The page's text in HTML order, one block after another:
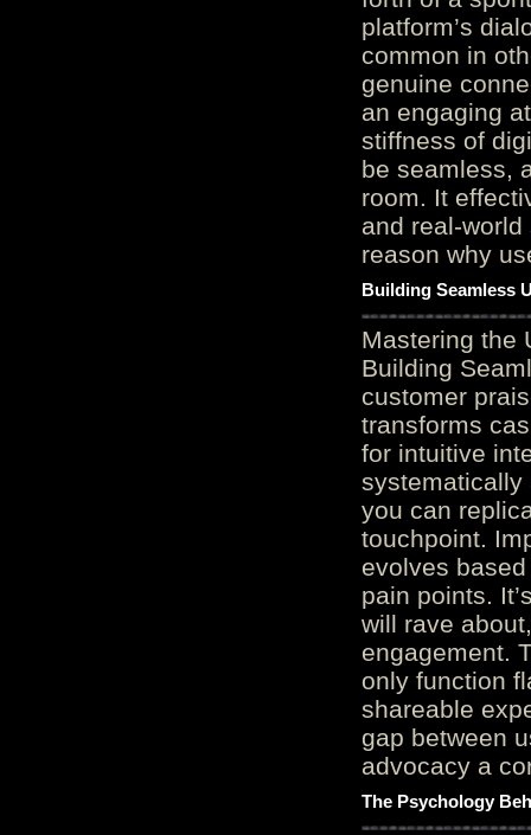
platform’s
common in
genuine
an engaging
stiffness of
be seamless,
room. It
and real-
reason why
Building Seamless
Mastering the
Building
customer
transforms
for intuitive
systematically
you can
touchpoint.
evolves
pain points.
will rave
engagement.
only function
shareable
gap between
advocacy a
The Psychology